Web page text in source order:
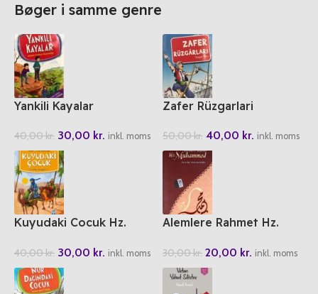
Bøger i samme genre
Yankili Kayalar
40,00kr. 30,00 kr. inkl. moms
Zafer Rüzgarlari
50,00kr. 40,00 kr. inkl. moms
Kuyudaki Cocuk Hz.
40,00kr. 30,00 kr. inkl. moms
Alemlere Rahmet Hz.
30,00kr. 20,00 kr. inkl. moms